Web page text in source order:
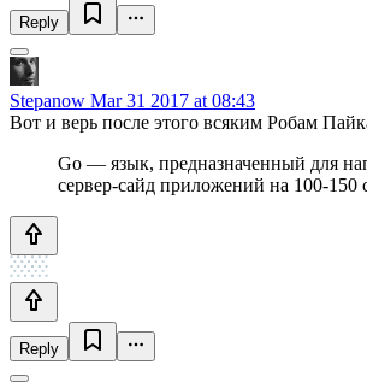
Reply
Stepanow Mar 31 2017 at 08:43
Вот и верь после этого всяким Робам
Go — язык, предназначенный для
сервер-сайд приложений на 100-150
Reply